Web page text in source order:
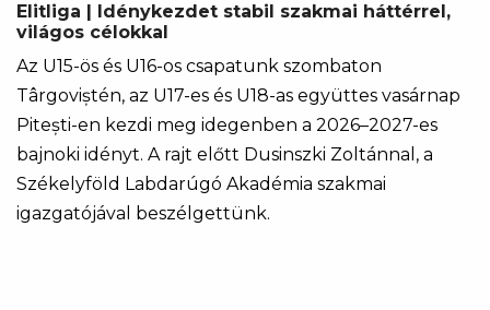
Elitliga | Idénykezdet stabil szakmai háttérrel,
világos célokkal
Az U15-ös és U16-os csapatunk szombaton
Târgoviștén, az U17-es és U18-as együttes vasárnap
Pitești-en kezdi meg idegenben a 2026–2027-es
bajnoki idényt. A rajt előtt Dusinszki Zoltánnal, a
Székelyföld Labdarúgó Akadémia szakmai
igazgatójával beszélgettünk.